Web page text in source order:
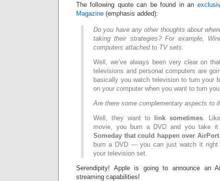
The following quote can be found in an
Magazine (emphasis added):
Do you have any other thoughts about
taking their strategies? For example,
computers attached to TV sets.
Well, we’ve always been very clear on
televisions and personal computers are
basically you watch television to turn your
on your computer when you want to turn
Are there some complementary aspects to
Well, they want to
link sometimes.
movie, you burn a DVD and you take it
Someday that could happen over AirPort
burn a DVD — you can just watch it right
your television set.
Serendipity! Apple is going to announce an
streaming capabilities!